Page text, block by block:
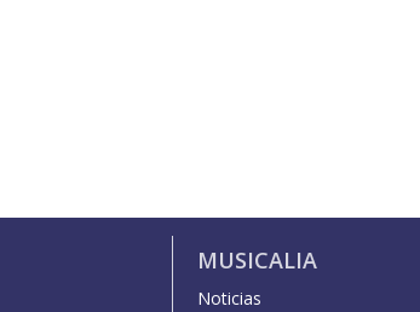
MUSICALIA
Noticias